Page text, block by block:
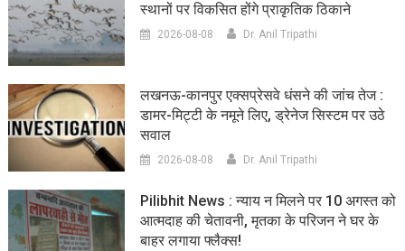
स्थानों पर विकसित होंगे प्राकृतिक ठिकाने
2026-08-08 Dr. Anil Tripathi
लखनऊ-कानपुर एक्सप्रेसवे धंसने की जांच तेज :
डामर-मिट्टी के नमूने लिए, ड्रेनेज सिस्टम पर उठे
सवाल
2026-08-08 Dr. Anil Tripathi
Pilibhit News : न्याय न मिलने पर 10 अगस्त को
आत्मदाह की चेतावनी, मृतका के परिजन ने घर के
बाहर लगाया फ्लैक्स!